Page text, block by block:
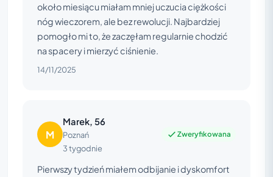
około miesiącu miałam mniej uczucia ciężkości
nóg wieczorem, ale bez rewolucji. Najbardziej
pomogło mi to, że zaczęłam regularnie chodzić
na spacery i mierzyć ciśnienie.
14/11/2025
M
Marek, 56
Poznań
3 tygodnie
Zweryfikowana
Pierwszy tydzień miałem odbijanie i dyskomfort